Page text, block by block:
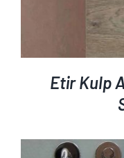
Etir Kulp